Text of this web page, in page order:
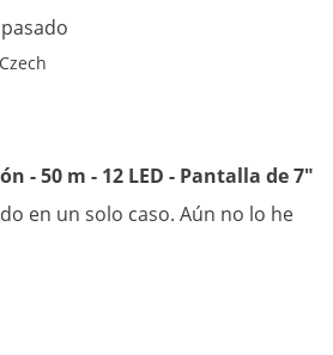
- 50 m - 12 LED - Pantalla de 7"
en un solo caso. Aún no lo he